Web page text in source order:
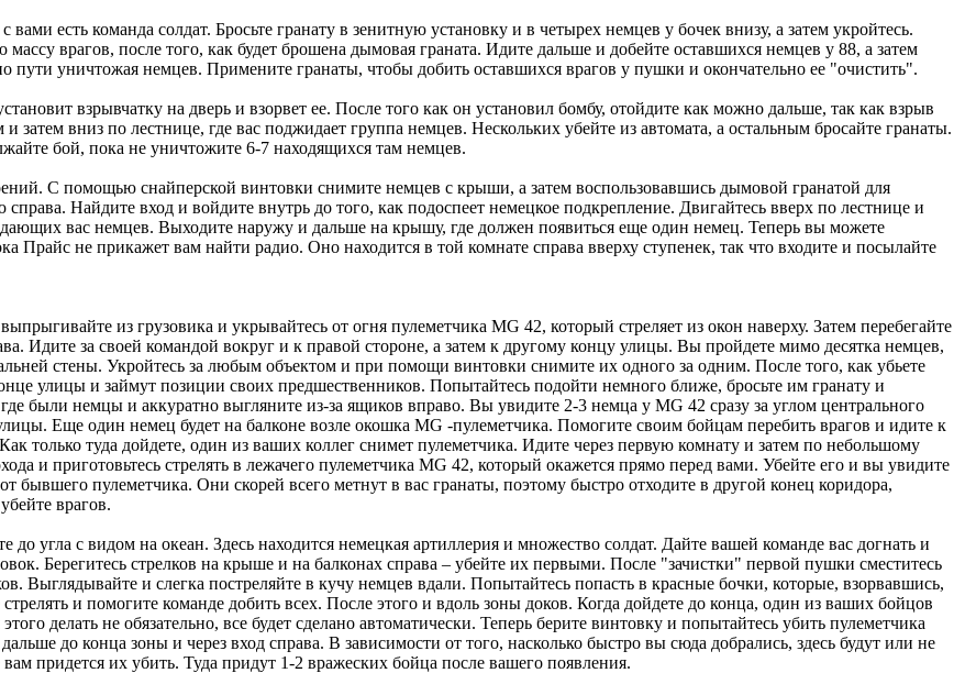
есть команда солдат. Бросьте гранату в зенитную установку и в четырех немцев у бочек внизу, а затем укройтесь.
врагов, после того, как будет брошена дымовая граната. Идите дальше и добейте оставшихся немцев у 88, а затем
пути уничтожая немцев. Примените гранаты, чтобы добить оставшихся врагов у пушки и окончательно ее "очистить".
взрывчатку на дверь и взорвет ее. После того как он установил бомбу, отойдите как можно дальше, так как взрыв
затем вниз по лестнице, где вас поджидает группа немцев. Нескольких убейте из автомата, а остальным бросайте гранаты.
бой, пока не уничтожите 6-7 находящихся там немцев.
С помощью снайперской винтовки снимите немцев с крыши, а затем воспользовавшись дымовой гранатой для
Найдите вход и войдите внутрь до того, как подоспеет немецкое подкрепление. Двигайтесь вверх по лестнице и
вас немцев. Выходите наружу и дальше на крышу, где должен появиться еще один немец. Теперь вы можете
Прайс не прикажет вам найти радио. Оно находится в той комнате справа вверху ступенек, так что входите и посылайте
из грузовика и укрывайтесь от огня пулеметчика MG 42, который стреляет из окон наверху. Затем перебегайте
Идите за своей командой вокруг и к правой стороне, а затем к другому концу улицы. Вы пройдете мимо десятка немцев,
стены. Укройтесь за любым объектом и при помощи винтовки снимите их одного за одним. После того, как убьете
улицы и займут позиции своих предшественников. Попытайтесь подойти немного ближе, бросьте им гранату и
были немцы и аккуратно выгляните из-за ящиков вправо. Вы увидите 2-3 немца у MG 42 сразу за углом центрального
Еще один немец будет на балконе возле окошка MG -пулеметчика. Помогите своим бойцам перебить врагов и идите к
только туда дойдете, один из ваших коллег снимет пулеметчика. Идите через первую комнату и затем по небольшому
и приготовьтесь стрелять в лежачего пулеметчика MG 42, который окажется прямо перед вами. Убейте его и вы увидите
бывшего пулеметчика. Они скорей всего метнут в вас гранаты, поэтому быстро отходите в другой конец коридора,
врагов.
до угла с видом на океан. Здесь находится немецкая артиллерия и множество солдат. Дайте вашей команде вас догнать и
Берегитесь стрелков на крыше и на балконах справа – убейте их первыми. После "зачистки" первой пушки сместитесь
Выглядывайте и слегка постреляйте в кучу немцев вдали. Попытайтесь попасть в красные бочки, которые, взорвавшись,
и помогите команде добить всех. После этого и вдоль зоны доков. Когда дойдете до конца, один из ваших бойцов
делать не обязательно, все будет сделано автоматически. Теперь берите винтовку и попытайтесь убить пулеметчика
до конца зоны и через вход справа. В зависимости от того, насколько быстро вы сюда добрались, здесь будут или не
придется их убить. Туда придут 1-2 вражеских бойца после вашего появления.